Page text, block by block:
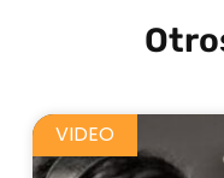
VIDEO